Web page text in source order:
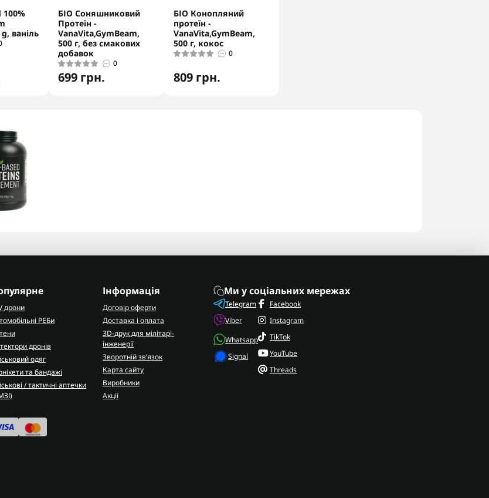
100%
ваніль
БІО Соняшниковий
Протеїн -
VanaVita,GymBeam,
500 г, без смакових
добавок
0
699 грн.
БІО Конопляний
протеїн -
VanaVita,GymBeam,
500 г, кокос
0
809 грн.
дрони
РЕБи
дронів
одяг
та бандажі
/ тактичні аптечки
Інформація
Договір оферти
Доставка і оплата
3D-друк для мілітарі-
інженерії
Зворотній зв’язок
Карта сайту
Виробники
Акції
Ми у соціальних мережах
Telegram
Viber
Whatsapp
Signal
Facebook
Instagram
TikTok
YouTube
Threads